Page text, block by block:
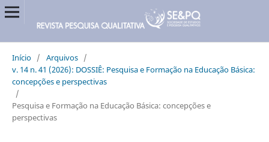
Início / Arquivos /
v. 14 n. 41 (2026): DOSSIÊ: Pesquisa e Formação na Educação Básica:
concepções e perspectivas
/
Pesquisa e Formação na Educação Básica: concepções e
perspectivas